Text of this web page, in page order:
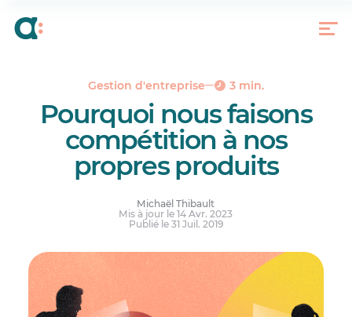
Gestion d'entreprise 3 min.
Pourquoi nous faisons
compétition à nos
propres produits
Michaël Thibault
Mis à jour le 14 Avr. 2023
Publié le 31 Juil. 2019
Et nous, dans tout ça?